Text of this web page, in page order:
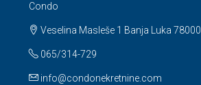
Condo
Veselina Masleše 1 Banja Luka 78000
065/314-729
info@condonekretnine.com